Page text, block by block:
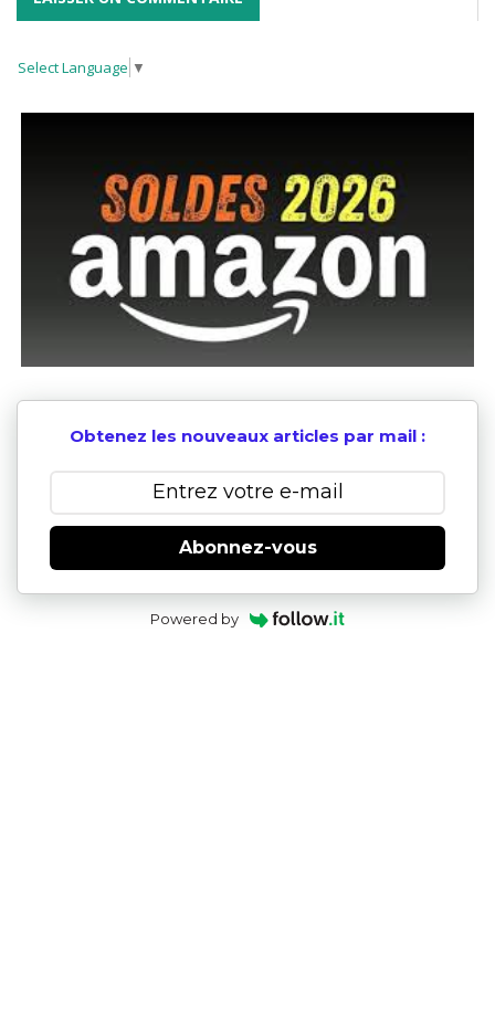
Select Language ▼
Obtenez les nouveaux articles par mail :
Abonnez-vous
Powered by